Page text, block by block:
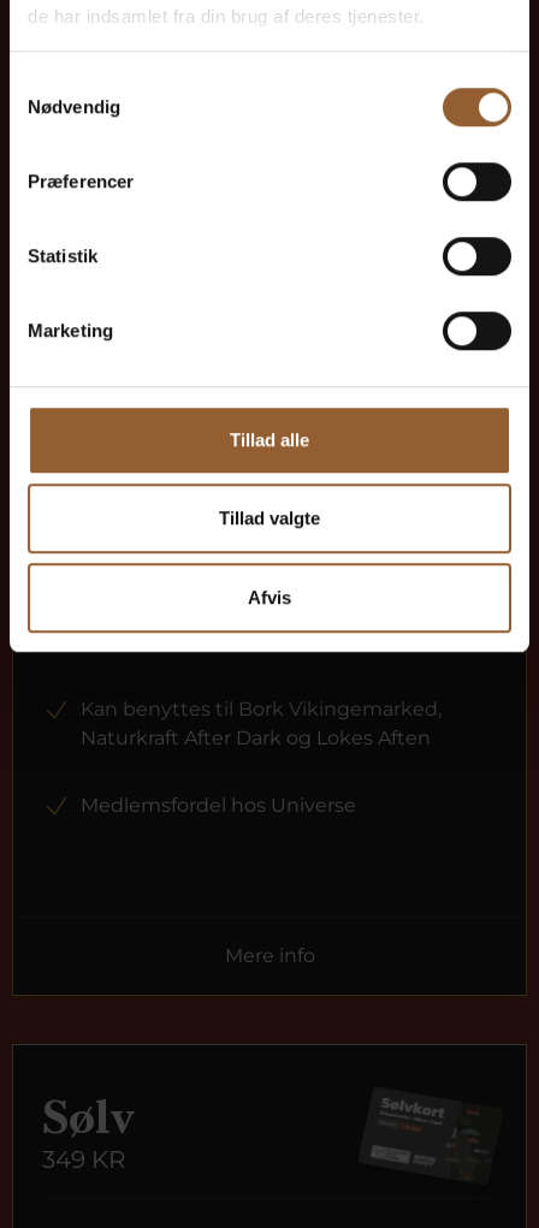
de har indsamlet fra din brug af deres tjenester.
Nødvendig
Præferencer
Statistik
Marketing
Tillad alle
Tillad valgte
Afvis
Kan benyttes til Bork Vikingemarked,
Medlemsfordel hos Universe
Guld
12 måneders fri adgang til alle vores
museer
1 person
Kan benyttes til Bork Vikingemarked,
Naturkraft After Dark og Lokes Aften
Medlemsfordel hos Universe
Mere info
Sølv
349 KR